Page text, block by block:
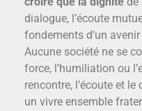
dialogue, l’écoute
fondements d’un
Aucune société ne se
force, l’humiliation ou
rencontre, l’écoute et
un vivre ensemble